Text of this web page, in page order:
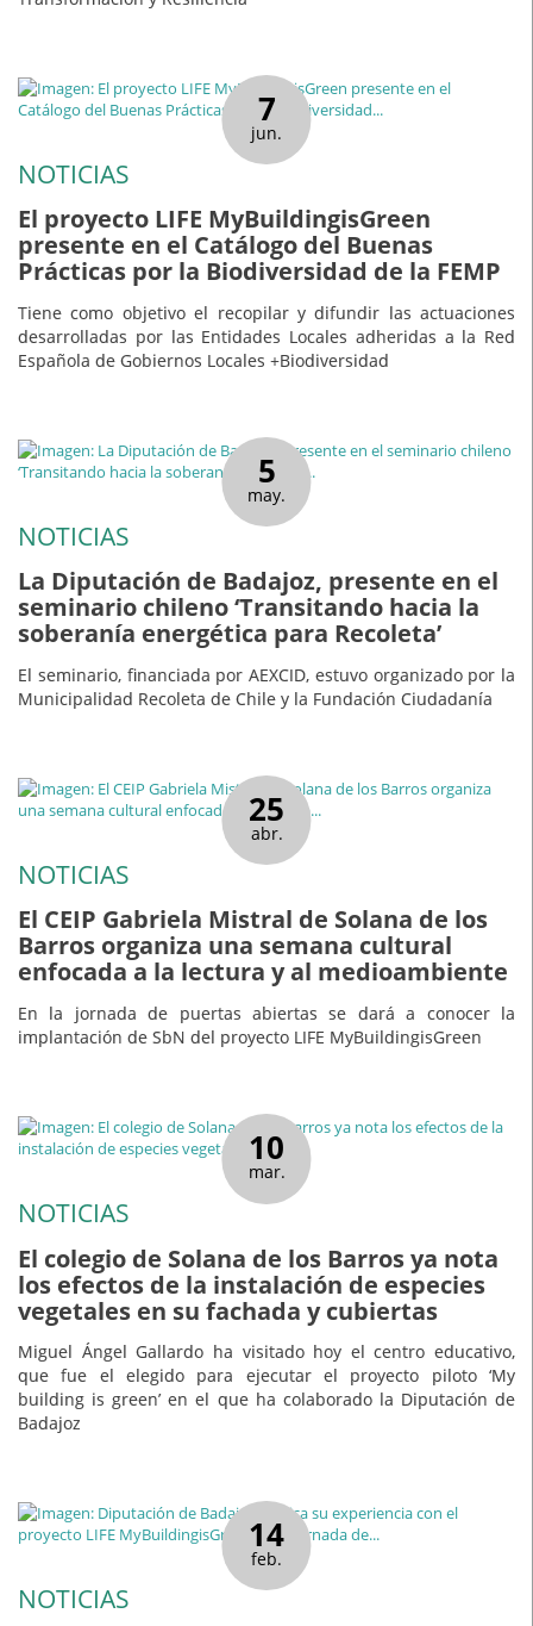
7
jun.
NOTICIAS
El proyecto LIFE MyBuildingisGreen
presente en el Catálogo del Buenas
Prácticas por la Biodiversidad de la FEMP
Tiene como objetivo el recopilar y difundir las actuaciones
desarrolladas por las Entidades Locales adheridas a la Red
Española de Gobiernos Locales +Biodiversidad
5
may.
NOTICIAS
La Diputación de Badajoz, presente en el
seminario chileno ‘Transitando hacia la
soberanía energética para Recoleta’
El seminario, financiada por AEXCID, estuvo organizado por la
Municipalidad Recoleta de Chile y la Fundación Ciudadanía
25
abr.
NOTICIAS
El CEIP Gabriela Mistral de Solana de los
Barros organiza una semana cultural
enfocada a la lectura y al medioambiente
En la jornada de puertas abiertas se dará a conocer la
implantación de SbN del proyecto LIFE MyBuildingisGreen
10
mar.
NOTICIAS
El colegio de Solana de los Barros ya nota
los efectos de la instalación de especies
vegetales en su fachada y cubiertas
Miguel Ángel Gallardo ha visitado hoy el centro educativo,
que fue el elegido para ejecutar el proyecto piloto ‘My
building is green’ en el que ha colaborado la Diputación de
Badajoz
14
feb.
NOTICIAS